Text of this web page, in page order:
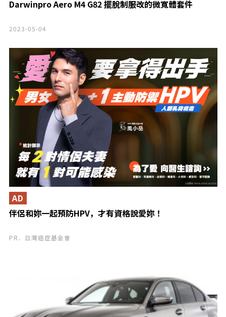
Darwinpro Aero M4 G82 擺脫制服改的微寬體套件
2023-05-04
伴侶和妳一起預防HPV，才有資格說愛妳！
AD
PR．台灣癌症基金會